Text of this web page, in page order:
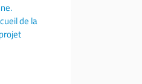
de la